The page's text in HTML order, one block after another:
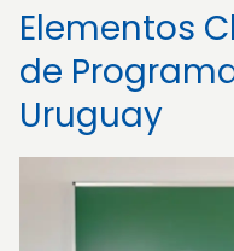
Elementos
de
Uruguay